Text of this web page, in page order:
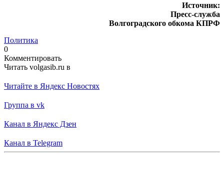
Источник:
Пресс-служба
Волгоградского обкома КПРФ
Политика
0
Комментировать
Читать volgasib.ru в
Читайте в Яндекс Новостях
Группа в vk
Канал в Яндекс Дзен
Канал в Telegram